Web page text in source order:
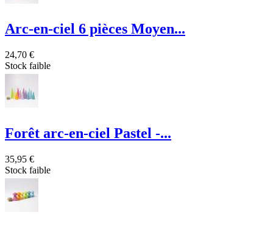
Arc-en-ciel 6 pièces Moyen...
24,70 €
Stock faible
Forêt arc-en-ciel Pastel -...
35,95 €
Stock faible